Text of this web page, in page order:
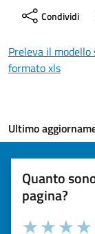
Condividi
Preleva il
formato xls
Ultimo
Quanto
pagina?
Valuta la
Seleziona il